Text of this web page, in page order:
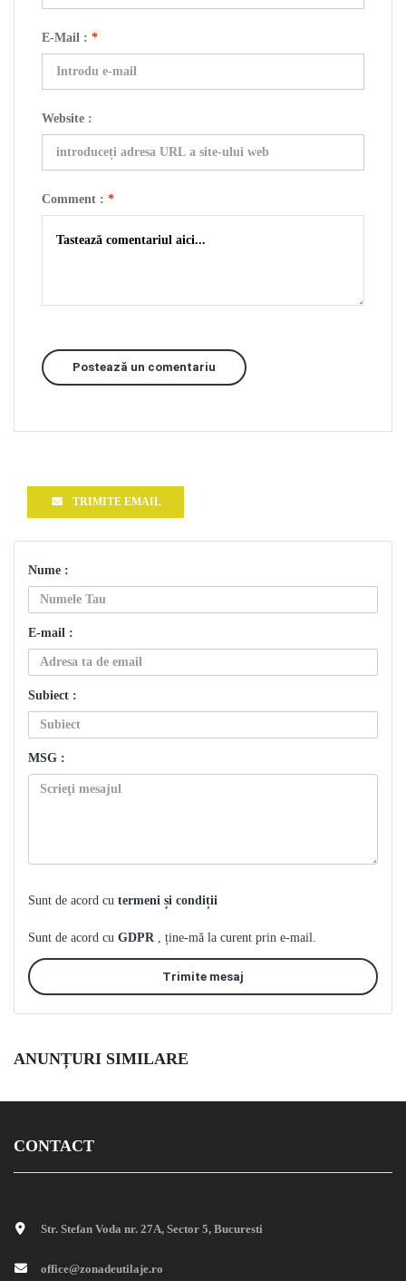
E-Mail : *
Website :
Comment : *
Postează un comentariu
TRIMITE EMAIL
Nume :
E-mail :
Subiect :
MSG :
Sunt de acord cu termeni și condiții
Sunt de acord cu GDPR , ține-mă la curent prin e-mail.
Trimite mesaj
ANUNȚURI SIMILARE
CONTACT
Str. Stefan Voda nr. 27A, Sector 5, Bucuresti
office@zonadeutilaje.ro